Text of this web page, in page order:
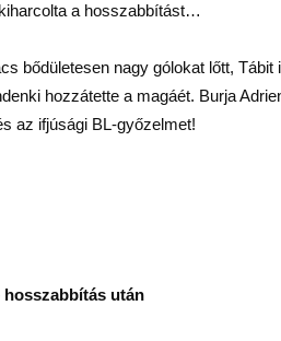
a hosszabbítást…
bődületesen nagy gólokat lőtt, Tábit
hozzátette a magáét. Burja
az ifjúsági BL-győzelmet!
hosszabbítás után